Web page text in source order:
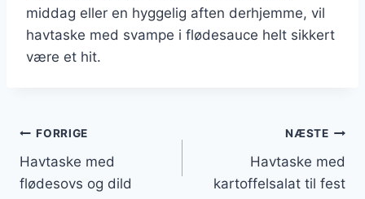
middag eller en hyggelig aften derhjemme, vil
havtaske med svampe i flødesauce helt sikkert
være et hit.
Indlægsnavigation
FORRIGE
Havtaske med
flødesovs og dild
NÆSTE
Havtaske med
kartoffelsalat til fest